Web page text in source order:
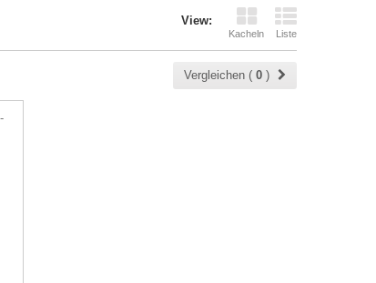
View:
Kacheln Liste
Vergleichen ( 0 )